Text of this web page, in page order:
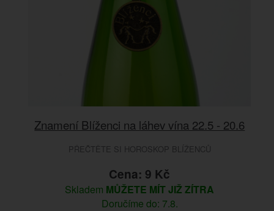
Znamení Blíženci na láhev vína 22.5 - 20.6
PŘEČTĚTE SI HOROSKOP BLÍŽENCŮ
Cena: 9 Kč
Skladem MŮŽETE MÍT JIŽ ZÍTRA
Doručíme do: 7.8.